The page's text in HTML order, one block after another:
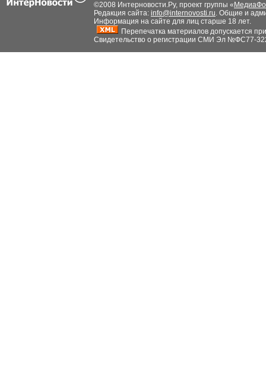
©2008 Интерновости.Ру, проект группы «
Редакция сайта: info@internovosti.ru. Общие и
Информация на сайте для лиц старше 18 лет.
Перепечатка материалов допускается
Свидетельство о регистрации СМИ Эл №ФС77-